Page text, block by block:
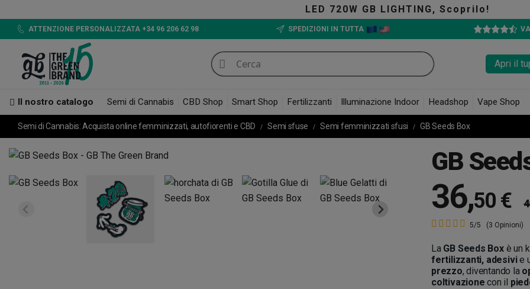
LED 720W GB LIGHTING, Scoprilo!
ATTENZIONE PERSONALIZZATA +34 96 206 62 98 SPEDIZIONI IN TUTTA
Apri il
Il nostro catalogo Semi di Cannabis CBD Shop Smart Shop Fertilizzanti Illuminazione Indoor Headshop Vape Shop
Semi di Cannabis: Acquista online femminizzati, autofiorenti e CBD Semi sfuse Semi femminizzati sfusi GB Seeds Box
GB
36,50 €
5/5 (3 Opinioni)
La GB Seeds Boxè un
fertilizzanti, adesivie
prezzo, diventando la
coltivazione con il